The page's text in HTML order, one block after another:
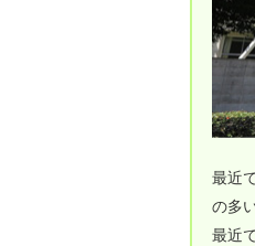
最近
の多
最近